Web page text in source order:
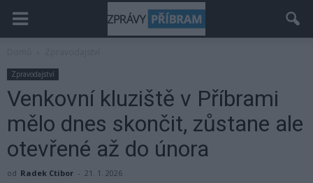
Zpravodajství
Venkovní kluziště v Příbrami
mělo dnes skončit, zůstane ale
otevřené až do února
od Radek Ctibor - 21. 1. 2026